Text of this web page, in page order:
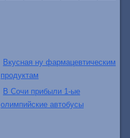
Вкусная ну фармацевтическим
продуктам
В Сочи прибыли 1-ые
олимпийские автобусы